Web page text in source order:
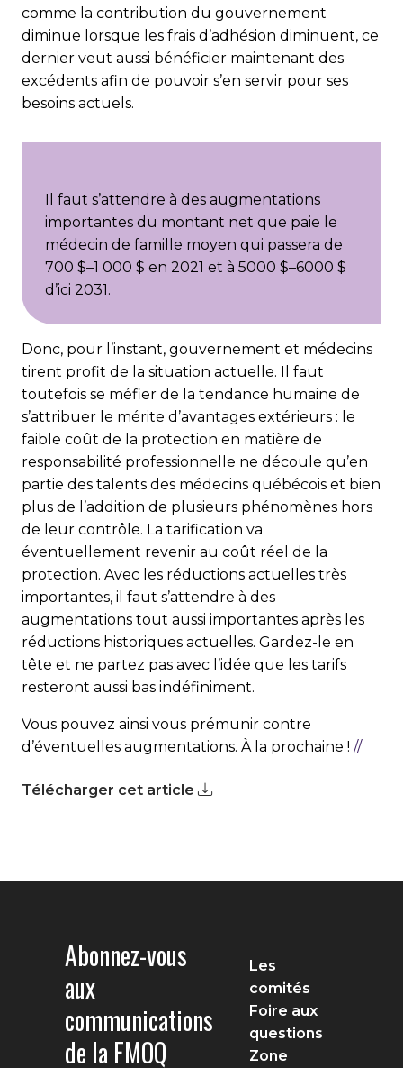
comme la contribution du gouvernement
diminue lorsque les frais d’adhésion diminuent, ce
dernier veut aussi bénéficier maintenant des
excédents afin de pouvoir s’en servir pour ses
besoins actuels.
Il faut s’attendre à des augmentations
importantes du montant net que paie le
médecin de famille moyen qui passera de
700 $–1 000 $ en 2021 et à 5000 $–6000 $
d’ici 2031.
Donc, pour l’instant, gouvernement et médecins
tirent pro­fit de la situation actuelle. Il faut
toutefois se méfier de la tendance humaine de
s’attribuer le mérite d’avantages extérieurs : le
faible coût de la protection en matière de
responsabilité professionnelle ne découle qu’en
partie des talents des médecins québécois et bien
plus de l’addition de plusieurs phénomènes hors
de leur contrôle. La tarification va
éventuellement revenir au coût réel de la
protection. Avec les réductions actuelles très
importantes, il faut s’attendre à des
augmentations tout aussi importantes après les
réductions historiques actuelles. Gardez-le en
tête et ne partez pas avec l’idée que les tarifs
resteront aussi bas indéfiniment.
Vous pouvez ainsi vous prémunir contre
d’éventuelles augmentations. À la prochaine ! //
Télécharger cet article
Abonnez-vous
aux
communications
de la FMOQ
Les
comités
Foire aux
questions
Zone